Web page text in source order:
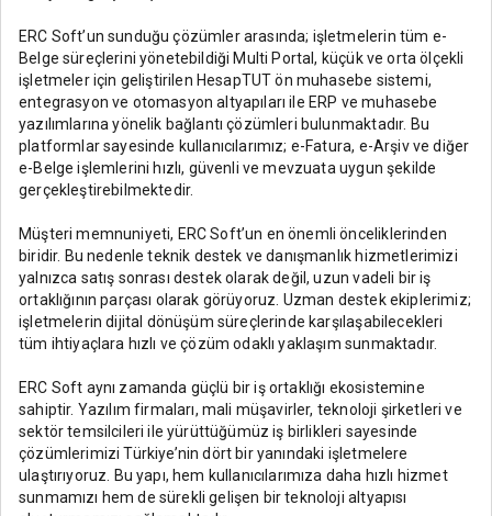
ERC Soft’un sunduğu çözümler arasında; işletmelerin tüm e-
Belge süreçlerini yönetebildiği Multi Portal, küçük ve orta ölçekli
işletmeler için geliştirilen HesapTUT ön muhasebe sistemi,
entegrasyon ve otomasyon altyapıları ile ERP ve muhasebe
yazılımlarına yönelik bağlantı çözümleri bulunmaktadır. Bu
platformlar sayesinde kullanıcılarımız; e-Fatura, e-Arşiv ve diğer
e-Belge işlemlerini hızlı, güvenli ve mevzuata uygun şekilde
gerçekleştirebilmektedir.
Müşteri memnuniyeti, ERC Soft’un en önemli önceliklerinden
biridir. Bu nedenle teknik destek ve danışmanlık hizmetlerimizi
yalnızca satış sonrası destek olarak değil, uzun vadeli bir iş
ortaklığının parçası olarak görüyoruz. Uzman destek ekiplerimiz;
işletmelerin dijital dönüşüm süreçlerinde karşılaşabilecekleri
tüm ihtiyaçlara hızlı ve çözüm odaklı yaklaşım sunmaktadır.
ERC Soft aynı zamanda güçlü bir iş ortaklığı ekosistemine
sahiptir. Yazılım firmaları, mali müşavirler, teknoloji şirketleri ve
sektör temsilcileri ile yürüttüğümüz iş birlikleri sayesinde
çözümlerimizi Türkiye’nin dört bir yanındaki işletmelere
ulaştırıyoruz. Bu yapı, hem kullanıcılarımıza daha hızlı hizmet
sunmamızı hem de sürekli gelişen bir teknoloji altyapısı